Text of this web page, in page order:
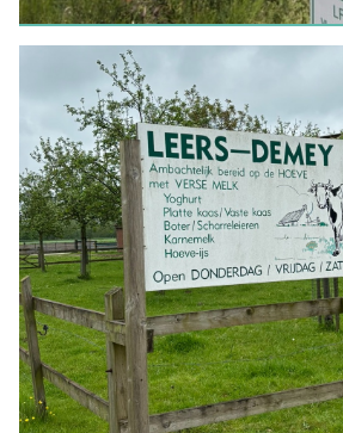
FIETSEN
Fietsnetwerk Het
Ommeland
LEES MEER